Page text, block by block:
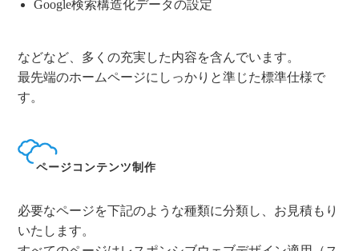
Google検索構造化データの設定
などなど、多くの充実した内容を含んでいます。
最先端のホームページにしっかりと準じた標準仕様で
す。
ページコンテンツ制作
必要なページを下記のような種類に分類し、お見積もり
いたします。